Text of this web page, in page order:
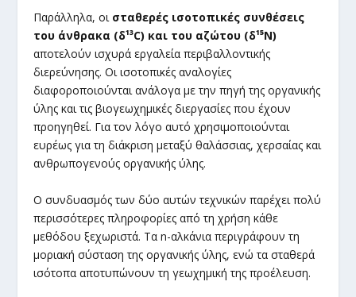
Παράλληλα, οι σταθερές ισοτοπικές συνθέσεις
του άνθρακα (δ¹³C) και του αζώτου (δ¹⁵N)
αποτελούν ισχυρά εργαλεία περιβαλλοντικής
διερεύνησης. Οι ισοτοπικές αναλογίες
διαφοροποιούνται ανάλογα με την πηγή της οργανικής
ύλης και τις βιογεωχημικές διεργασίες που έχουν
προηγηθεί. Για τον λόγο αυτό χρησιμοποιούνται
ευρέως για τη διάκριση μεταξύ θαλάσσιας, χερσαίας και
ανθρωπογενούς οργανικής ύλης.
Ο συνδυασμός των δύο αυτών τεχνικών παρέχει πολύ
περισσότερες πληροφορίες από τη χρήση κάθε
μεθόδου ξεχωριστά. Τα n-αλκάνια περιγράφουν τη
μοριακή σύσταση της οργανικής ύλης, ενώ τα σταθερά
ισότοπα αποτυπώνουν τη γεωχημική της προέλευση.